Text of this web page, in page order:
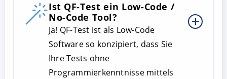
Ist QF-Test ein Low-Code /
No-Code Tool?
Ja! QF-Test ist als Low-Code
Software so konzipiert, dass Sie
Ihre Tests ohne
Programmierkenntnisse mittels